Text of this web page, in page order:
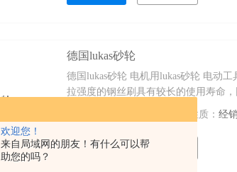
欢迎您！
来自局域网的朋友！有什么可以帮
助您的吗？
德国lukas砂轮
德国lukas砂轮 电机用lukas砂轮 电动
拉强度的钢丝刷具有较长的使用寿命
厂商性质：经
查看详情 在线留言